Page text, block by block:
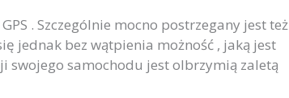
. Szczególnie mocno postrzegany jest też
jednak bez wątpienia możność , jaką jest
swojego samochodu jest olbrzymią zaletą